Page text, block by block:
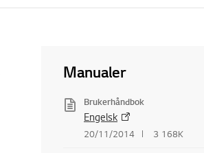
Manualer
Brukerhåndbok
Engelsk
20/11/2014 3 168K